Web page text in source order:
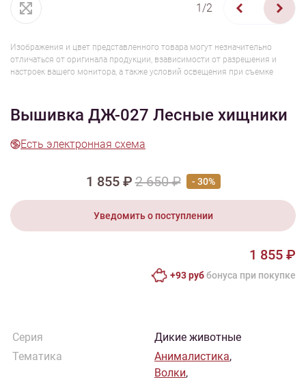
1/2
Изображения и цвет представленного товара могут незначительно
отличаться от оригинала продукции, взависимости от разрешения и
настроек вашего монитора, а также условий освещения при съемке
Вышивка ДЖ-027 Лесные хищники
Есть электронная схема
1 855 ₽2 650 ₽ - 30%
Уведомить о поступлении
1 855 ₽
+93 руббонусa при покупке
Серия
Дикие животные
Тематика
Анималистика,
Волки,